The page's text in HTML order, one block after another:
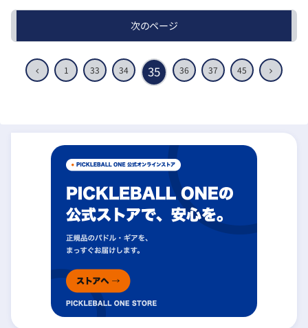
次のページ
前
1 33 34 35 36 37 45
次